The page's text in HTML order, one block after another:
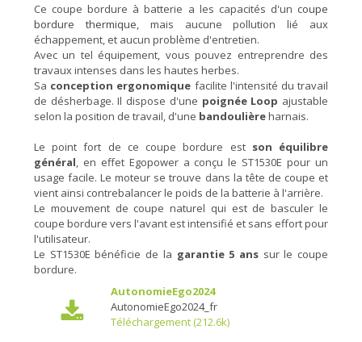
Ce coupe bordure à batterie a les capacités d'un coupe
bordure thermique , mais aucune pollution lié aux
échappement, et aucun problème d'entretien.
Avec un tel équipement, vous pouvez entreprendre des
travaux intenses dans les hautes herbes.
Sa conception ergonomique facilite l'intensité du travail
de désherbage. Il dispose d'une poignée Loop ajustable
selon la position de travail, d'une bandoulièreharnais.
Le point fort de ce coupe bordure est son équilibre
général , en effet Egopower a conçu le ST1530E pour un
usage facile. Le moteur se trouve dans la tête de coupe et
vient ainsi contrebalancer le poids de la batterie à l'arrière.
Le mouvement de coupe naturel qui est de basculer le
coupe bordure vers l'avant est intensifié et sans effort pour
l'utilisateur.
Le ST1530E bénéficie de la garantie 5 anssur le coupe
bordure.
AutonomieEgo2024
AutonomieEgo2024_fr
Téléchargement (212.6k)